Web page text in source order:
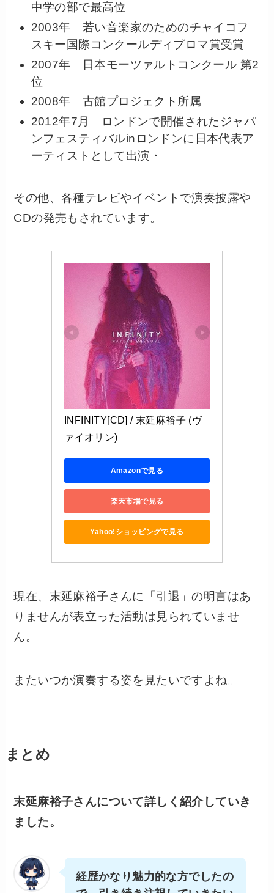
中学の部で最高位
2003年 若い音楽家のためのチャイコフ
スキー国際コンクールディプロマ賞受賞
2007年 日本モーツァルトコンクール 第2
位
2008年 古館プロジェクト所属
2012年7月 ロンドンで開催されたジャパ
ンフェスティバルinロンドンに日本代表ア
ーティストとして出演・
その他、各種テレビやイベントで演奏披露や
CDの発売もされています。
INFINITY[CD] / 末延麻裕子 (ヴ
ァイオリン)
Amazonで見る
楽天市場で見る
Yahoo!ショッピングで見る
現在、末延麻裕子さんに「引退」の明言はあ
りませんが表立った活動は見られていませ
ん。
またいつか演奏する姿を見たいですよね。
まとめ
末延麻裕子さんについて詳しく紹介していき
ました。
経歴かなり魅力的な方でしたの